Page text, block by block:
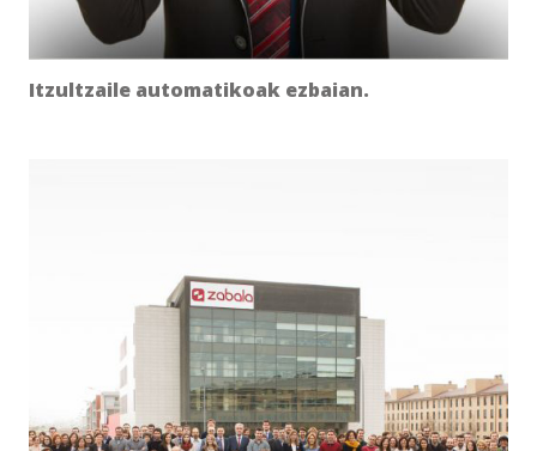
Itzultzaile automatikoak ezbaian.